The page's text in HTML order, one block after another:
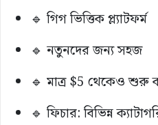
🔹 গিগ ভিত্তিক প্ল্যাটফর্ম
🔹 নতুনদের জন্য সহজ
🔹 মাত্র $5 থেকেও শুরু
🔹 ফিচার: বিভিন্ন